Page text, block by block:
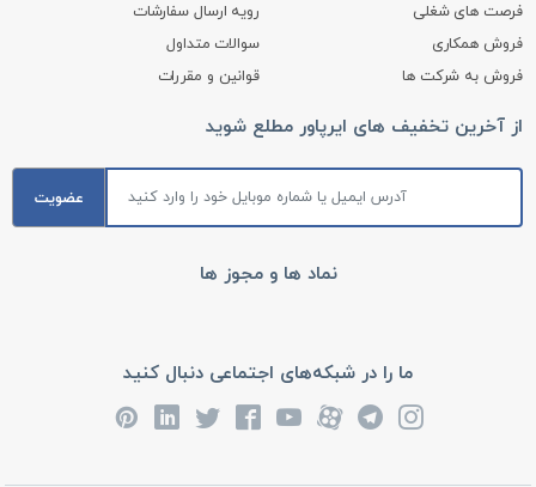
فرصت های شغلی
فروش همکاری
فروش به شرکت ها
رویه ارسال سفارشات
سوالات متداول
قوانین و مقررات
از آخرین تخفیف های ایرپاور مطلع شوید
عضویت
نماد ها و مجوز ها
ما را در شبکه‌های اجتماعی دنبال کنید